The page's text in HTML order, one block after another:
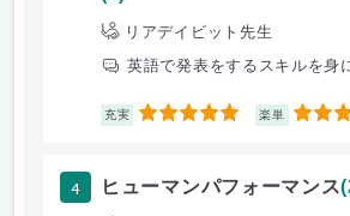
リアデイビット先生
英語で発表をするスキルを身
充実 5 楽単 5
4 ヒューマンパフォーマンス